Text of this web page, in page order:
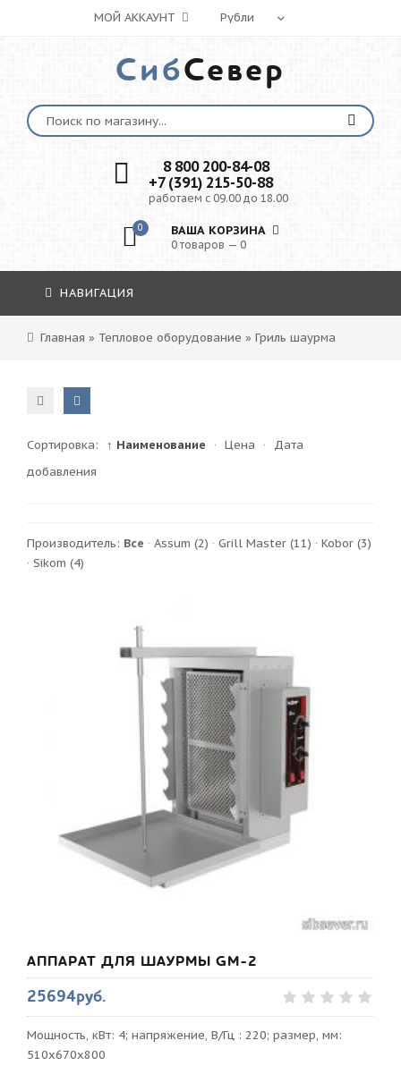
МОЙ АККАУНТ
СибСевер
8 800 200-84-08
+7 (391) 215-50-88
работаем с 09.00 до 18.00
0 ВАША КОРЗИНА
0 товаров — 0
НАВИГАЦИЯ
Главная » Тепловое оборудование » Гриль шаурма
Сортировка: ↑ Наименование · Цена ·
Дата
добавления
Производитель: Все · Assum (2) · Grill Master (11) · Kobor (3)
· Sikom (4)
АППАРАТ ДЛЯ ШАУРМЫ GM-2
25694руб.
Мощность, кВт: 4; напряжение, В/Гц : 220; размер, мм:
510x670x800